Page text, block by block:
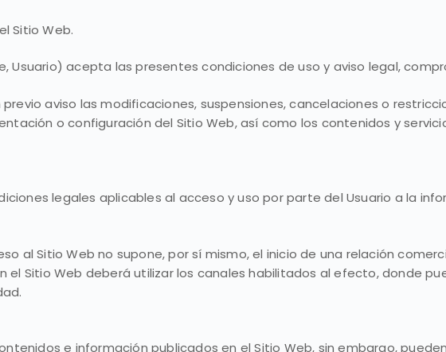
Sitio Web.
Usuario) acepta las presentes condiciones de uso y aviso legal,
aviso las modificaciones, suspensiones, cancelaciones o
o configuración del Sitio Web, así como los contenidos y
legales aplicables al acceso y uso por parte del Usuario a la
al Sitio Web no supone, por sí mismo, el inicio de una relación
Sitio Web deberá utilizar los canales habilitados al efecto, donde
e información publicados en el Sitio Web, sin embargo,